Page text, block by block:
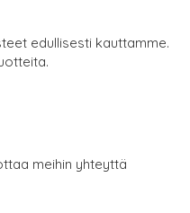
edullisesti kauttamme.
meihin yhteyttä